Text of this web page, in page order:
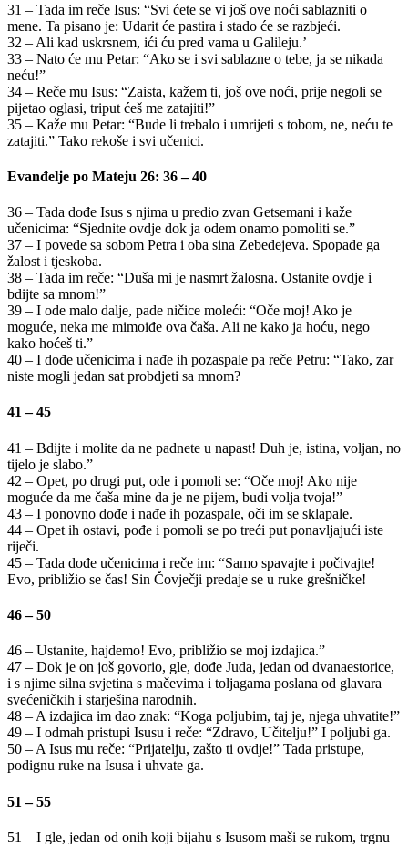
31 – Tada im reče Isus: “Svi ćete se vi još ove noći sablazniti o
mene. Ta pisano je: Udarit će pastira i stado će se razbjeći.
32 – Ali kad uskrsnem, ići ću pred vama u Galileju.’
33 – Nato će mu Petar: “Ako se i svi sablazne o tebe, ja se nikada
neću!”
34 – Reče mu Isus: “Zaista, kažem ti, još ove noći, prije negoli se
pijetao oglasi, triput ćeš me zatajiti!”
35 – Kaže mu Petar: “Bude li trebalo i umrijeti s tobom, ne, neću te
zatajiti.” Tako rekoše i svi učenici.
Evanđelje po Mateju 26: 36 – 40
36 – Tada dođe Isus s njima u predio zvan Getsemani i kaže
učenicima: “Sjednite ovdje dok ja odem onamo pomoliti se.”
37 – I povede sa sobom Petra i oba sina Zebedejeva. Spopade ga
žalost i tjeskoba.
38 – Tada im reče: “Duša mi je nasmrt žalosna. Ostanite ovdje i
bdijte sa mnom!”
39 – I ode malo dalje, pade ničice moleći: “Oče moj! Ako je
moguće, neka me mimoiđe ova čaša. Ali ne kako ja hoću, nego
kako hoćeš ti.”
40 – I dođe učenicima i nađe ih pozaspale pa reče Petru: “Tako, zar
niste mogli jedan sat probdjeti sa mnom?
41 – 45
41 – Bdijte i molite da ne padnete u napast! Duh je, istina, voljan, no
tijelo je slabo.”
42 – Opet, po drugi put, ode i pomoli se: “Oče moj! Ako nije
moguće da me čaša mine da je ne pijem, budi volja tvoja!”
43 – I ponovno dođe i nađe ih pozaspale, oči im se sklapale.
44 – Opet ih ostavi, pođe i pomoli se po treći put ponavljajući iste
riječi.
45 – Tada dođe učenicima i reče im: “Samo spavajte i počivajte!
Evo, približio se čas! Sin Čovječji predaje se u ruke grešničke!
46 – 50
46 – Ustanite, hajdemo! Evo, približio se moj izdajica.”
47 – Dok je on još govorio, gle, dođe Juda, jedan od dvanaestorice,
i s njime silna svjetina s mačevima i toljagama poslana od glavara
svećeničkih i starješina narodnih.
48 – A izdajica im dao znak: “Koga poljubim, taj je, njega uhvatite!”
49 – I odmah pristupi Isusu i reče: “Zdravo, Učitelju!” I poljubi ga.
50 – A Isus mu reče: “Prijatelju, zašto ti ovdje!” Tada pristupe,
podignu ruke na Isusa i uhvate ga.
51 – 55
51 – I gle, jedan od onih koji bijahu s Isusom maši se rukom, trgnu